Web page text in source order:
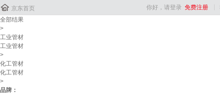
 京东首页 你好，请登录 免费注册
全部结果
>
工业管材
工业管材
>
化工管材
化工管材
>
品牌：